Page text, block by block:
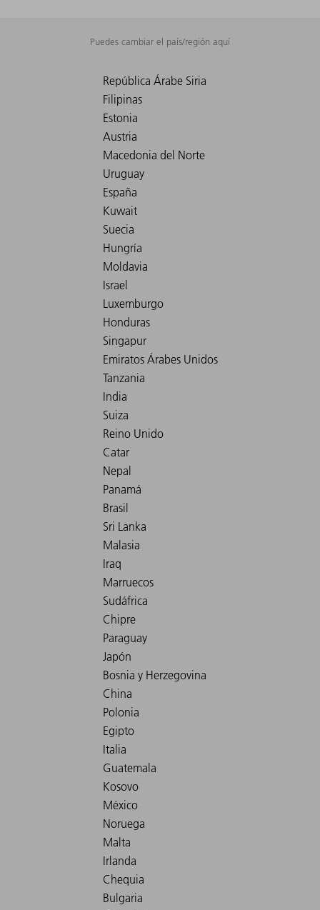
Puedes cambiar el país/región aquí